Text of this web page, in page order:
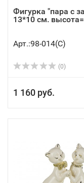
Фигурка "пара с
13*10 см.
Арт.:98-014(C)
(0)
1 160 руб.